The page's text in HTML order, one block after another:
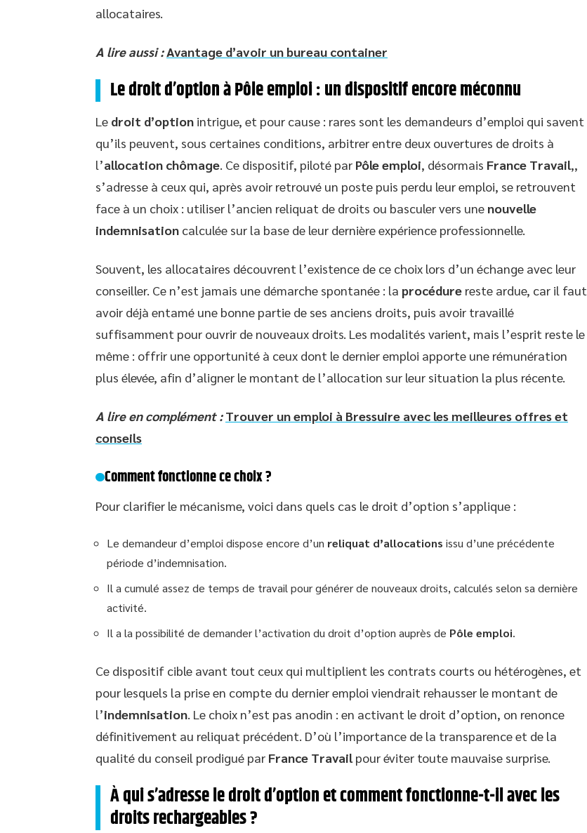
allocataires.
A lire aussi :Avantage d’avoir un bureau container
Le droit d’option à Pôle emploi : un dispositif encore méconnu
Le droit d’option intrigue, et pour cause : rares sont les demandeurs d’emploi qui savent
qu’ils peuvent, sous certaines conditions, arbitrer entre deux ouvertures de droits à
l’allocation chômage. Ce dispositif, piloté par Pôle emploi, désormais France Travail,,
s’adresse à ceux qui, après avoir retrouvé un poste puis perdu leur emploi, se retrouvent
face à un choix : utiliser l’ancien reliquat de droits ou basculer vers une nouvelle
indemnisation calculée sur la base de leur dernière expérience professionnelle.
Souvent, les allocataires découvrent l’existence de ce choix lors d’un échange avec leur
conseiller. Ce n’est jamais une démarche spontanée : la procédure reste ardue, car il faut
avoir déjà entamé une bonne partie de ses anciens droits, puis avoir travaillé
suffisamment pour ouvrir de nouveaux droits. Les modalités varient, mais l’esprit reste le
même : offrir une opportunité à ceux dont le dernier emploi apporte une rémunération
plus élevée, afin d’aligner le montant de l’allocation sur leur situation la plus récente.
A lire en complément : Trouver un emploi à Bressuire avec les meilleures offres et
conseils
Comment fonctionne ce choix ?
Pour clarifier le mécanisme, voici dans quels cas le droit d’option s’applique :
Le demandeur d’emploi dispose encore d’un reliquat d’allocations issu d’une précédente
période d’indemnisation.
Il a cumulé assez de temps de travail pour générer de nouveaux droits, calculés selon sa dernière
activité.
Il a la possibilité de demander l’activation du droit d’option auprès de Pôle emploi.
Ce dispositif cible avant tout ceux qui multiplient les contrats courts ou hétérogènes, et
pour lesquels la prise en compte du dernier emploi viendrait rehausser le montant de
l’indemnisation. Le choix n’est pas anodin : en activant le droit d’option, on renonce
définitivement au reliquat précédent. D’où l’importance de la transparence et de la
qualité du conseil prodigué par France Travailpour éviter toute mauvaise surprise.
À qui s’adresse le droit d’option et comment fonctionne-t-il avec les
droits rechargeables ?